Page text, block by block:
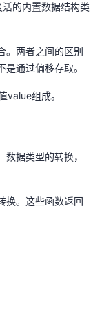
的内置数据结构类
。两者之间的区别
通过偏移存取。
value组成。
据类型的转换，
换。这些函数返回